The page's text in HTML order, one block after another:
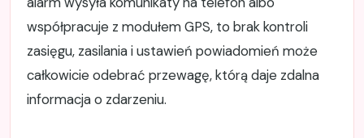
współpracuje z modułem GPS, to brak kontroli
zasięgu, zasilania i ustawień powiadomień może
całkowicie odebrać przewagę, którą daje zdalna
informacja o zdarzeniu.